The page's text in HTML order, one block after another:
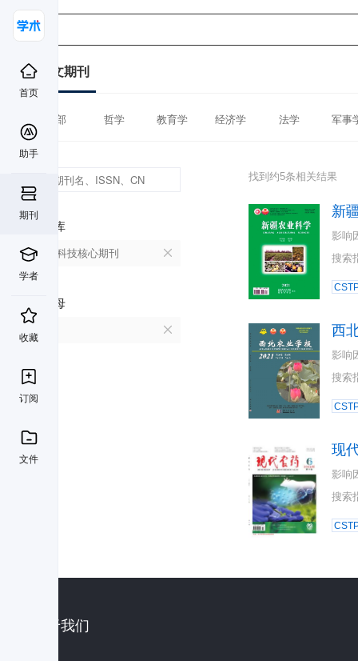
首页
助手
期刊
学者
收藏
订阅
文件
中文期刊
全部 哲学 教育学 经济学 法学 军事
数据库
中国科技核心期刊
首字母
找到约5条相关结果
新
影响
搜索
西
影响
搜索
现
影响
搜索
关于我们